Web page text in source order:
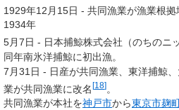
1929年12月15日 - 共同漁業が漁業根拠
1934年
5月7日 - 日本捕鯨株式会社（のちのニ
同年南氷洋捕鯨に初出漁。
7月31日 - 日産が共同漁業、東洋捕鯨
業が共同漁業に改名[18]。
共同漁業が本社を神戸市から東京市麹